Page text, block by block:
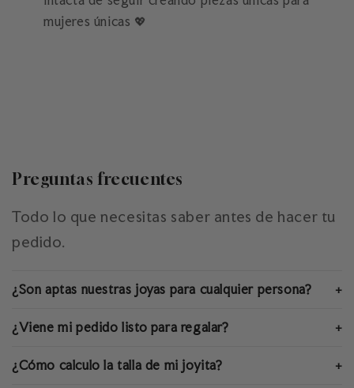
mujeres únicas 💖
Preguntas frecuentes
Todo lo que necesitas saber antes de hacer tu
pedido.
¿Son aptas nuestras joyas para cualquier persona? +
¿Viene mi pedido listo para regalar? +
¿Cómo calculo la talla de mi joyita? +